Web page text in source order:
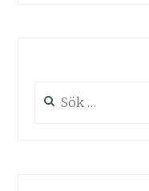
efter: